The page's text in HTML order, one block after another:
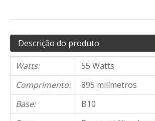
Descrição do produto
Watts:
55 Watts
Comprimento:
895 milímetros
Base:
B10